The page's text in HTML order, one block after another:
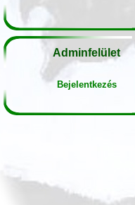
Adminfelület
Bejelentkezés